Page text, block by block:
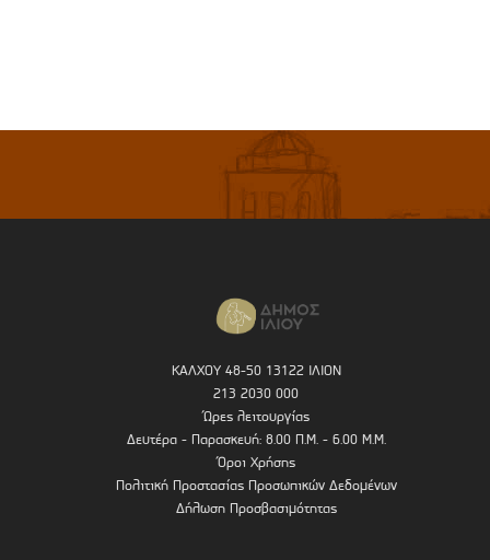
ΚΑΛΧΟΥ 48-50 13122 ΙΛΙΟΝ
213 2030 000
Ώρες λειτουργίας
Δευτέρα - Παρασκευή: 8.00 Π.Μ. - 6.00 Μ.Μ.
Όροι Χρήσης
Πολιτική Προστασίας Προσωπικών Δεδομένων
Δήλωση Προσβασιμότητας